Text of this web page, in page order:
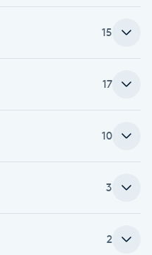
15
17
10
3
2